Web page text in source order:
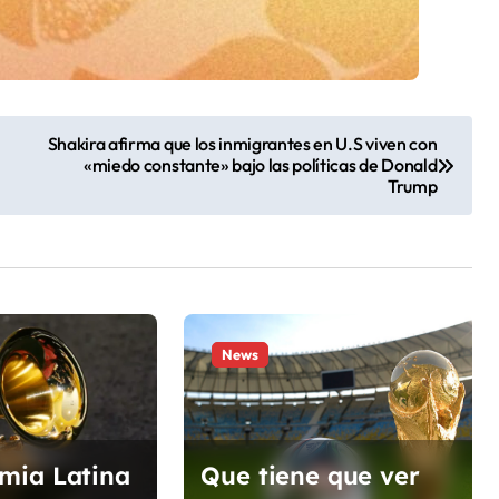
Shakira afirma que los inmigrantes en U.S viven con
«miedo constante» bajo las políticas de Donald
Trump
Latina
News
Que tiene que ver